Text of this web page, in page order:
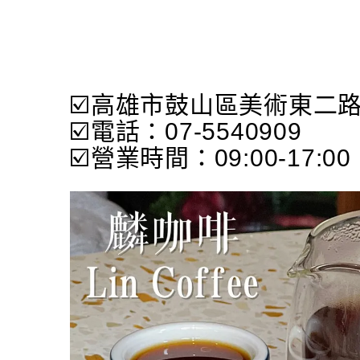
☑️高雄市鼓山區美術東二
☑️電話：07-5540909
☑️營業時間：09:00-17:00